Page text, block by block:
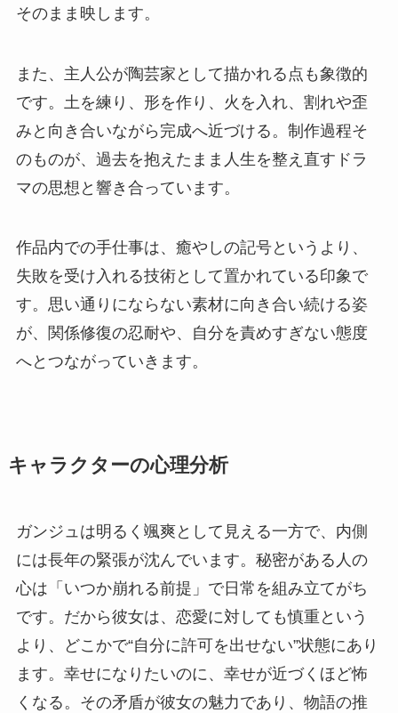
そのまま映します。
また、主人公が陶芸家として描かれる点も象徴的
です。土を練り、形を作り、火を入れ、割れや歪
みと向き合いながら完成へ近づける。制作過程そ
のものが、過去を抱えたまま人生を整え直すドラ
マの思想と響き合っています。
作品内での手仕事は、癒やしの記号というより、
失敗を受け入れる技術として置かれている印象で
す。思い通りにならない素材に向き合い続ける姿
が、関係修復の忍耐や、自分を責めすぎない態度
へとつながっていきます。
キャラクターの心理分析
ガンジュは明るく颯爽として見える一方で、内側
には長年の緊張が沈んでいます。秘密がある人の
心は「いつか崩れる前提」で日常を組み立てがち
です。だから彼女は、恋愛に対しても慎重という
より、どこかで“自分に許可を出せない”状態にあり
ます。幸せになりたいのに、幸せが近づくほど怖
くなる。その矛盾が彼女の魅力であり、物語の推